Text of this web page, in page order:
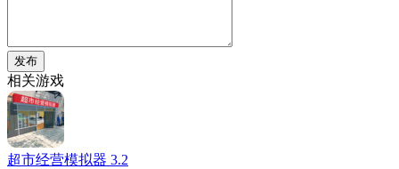
发布
相关游戏
超市经营模拟器 3.2